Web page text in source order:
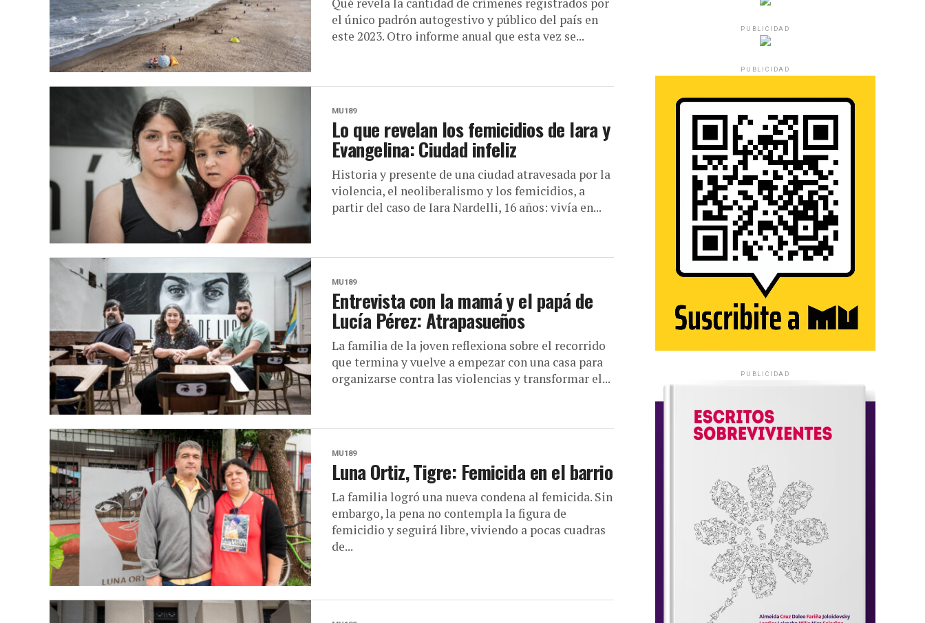
el único padrón autogestivo y público del país en
este 2023. Otro informe anual que esta vez se...
MU189
Lo que revelan los femicidios de Iara y
Evangelina: Ciudad infeliz
Historia y presente de una ciudad atravesada por la
violencia, el neoliberalismo y los femicidios, a
partir del caso de Iara Nardelli, 16 años: vivía en...
MU189
Entrevista con la mamá y el papá de
Lucía Pérez: Atrapasueños
La familia de la joven reflexiona sobre el recorrido
que termina y vuelve a empezar con una casa para
organizarse contra las violencias y transformar el...
MU189
Luna Ortiz, Tigre: Femicida en el barrio
La familia logró una nueva condena al femicida. Sin
embargo, la pena no contempla la figura de
femicidio y seguirá libre, viviendo a pocas cuadras
de...
PUBLICIDAD
PUBLICIDAD
PUBLICIDAD